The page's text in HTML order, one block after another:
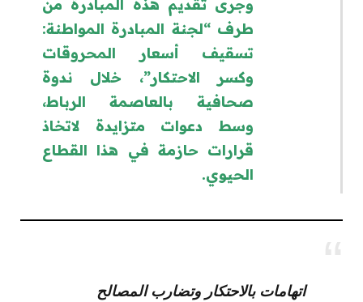
وجرى تقديم هذه المبادرة من
طرف “لجنة المبادرة المواطنة:
تسقيف أسعار المحروقات
وكسر الاحتكار”، خلال ندوة
صحافية بالعاصمة الرباط،
وسط دعوات متزايدة لاتخاذ
قرارات حازمة في هذا القطاع
الحيوي.
اتهامات بالاحتكار وتضارب المصالح